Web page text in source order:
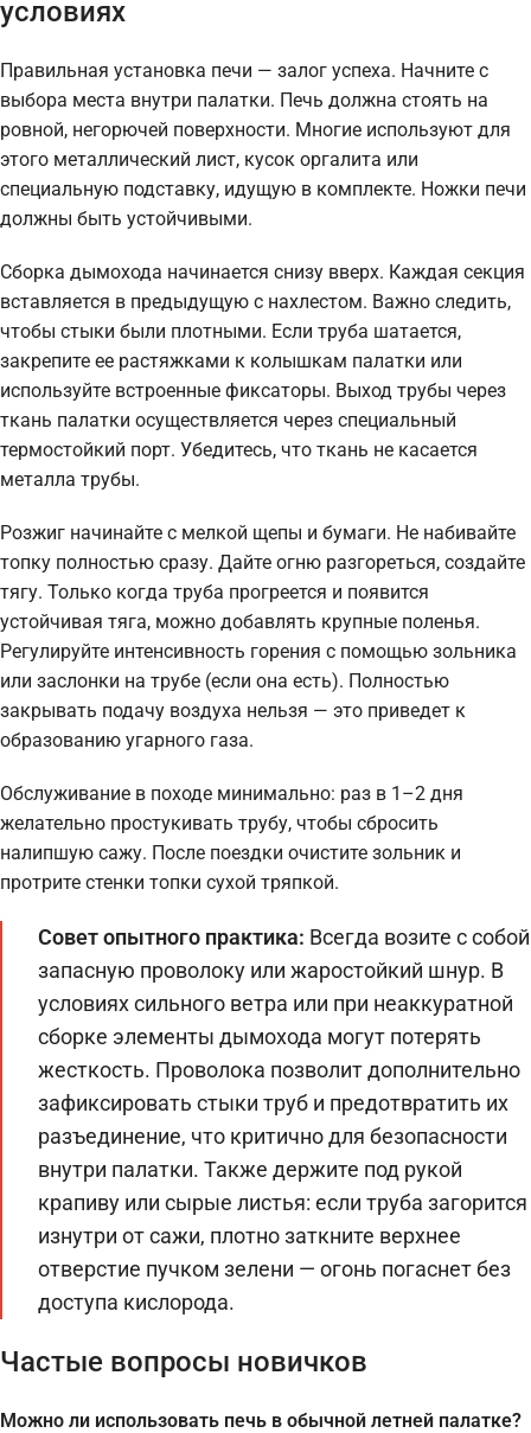
условиях
Правильная установка печи — залог успеха. Начните с
выбора места внутри палатки. Печь должна стоять на
ровной, негорючей поверхности. Многие используют для
этого металлический лист, кусок оргалита или
специальную подставку, идущую в комплекте. Ножки печи
должны быть устойчивыми.
Сборка дымохода начинается снизу вверх. Каждая секция
вставляется в предыдущую с нахлестом. Важно следить,
чтобы стыки были плотными. Если труба шатается,
закрепите ее растяжками к колышкам палатки или
используйте встроенные фиксаторы. Выход трубы через
ткань палатки осуществляется через специальный
термостойкий порт. Убедитесь, что ткань не касается
металла трубы.
Розжиг начинайте с мелкой щепы и бумаги. Не набивайте
топку полностью сразу. Дайте огню разгореться, создайте
тягу. Только когда труба прогреется и появится
устойчивая тяга, можно добавлять крупные поленья.
Регулируйте интенсивность горения с помощью зольника
или заслонки на трубе (если она есть). Полностью
закрывать подачу воздуха нельзя — это приведет к
образованию угарного газа.
Обслуживание в походе минимально: раз в 1–2 дня
желательно простукивать трубу, чтобы сбросить
налипшую сажу. После поездки очистите зольник и
протрите стенки топки сухой тряпкой.
Совет опытного практика: Всегда возите с собой
запасную проволоку или жаростойкий шнур. В
условиях сильного ветра или при неаккуратной
сборке элементы дымохода могут потерять
жесткость. Проволока позволит дополнительно
зафиксировать стыки труб и предотвратить их
разъединение, что критично для безопасности
внутри палатки. Также держите под рукой
крапиву или сырые листья: если труба загорится
изнутри от сажи, плотно заткните верхнее
отверстие пучком зелени — огонь погаснет без
доступа кислорода.
Частые вопросы новичков
Можно ли использовать печь в обычной летней палатке?